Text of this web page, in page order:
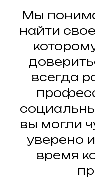
Мы
найти
всегда
вы могли
уверено
время